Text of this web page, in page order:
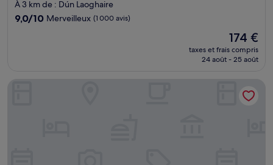
À 3 km de : Dún Laoghaire
9.0
9,0/10 Merveilleux (1 000 avis)
Le
nouveau
prix
de
174 €
174 €
taxes et frais compris
24 août - 25 août